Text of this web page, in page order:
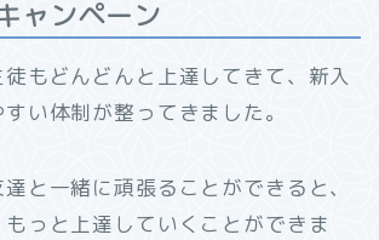
ャンペーン
もどんどんと上達してきて、新入
い体制が整ってきました。
と一緒に頑張ることができると、
っと上達していくことができま